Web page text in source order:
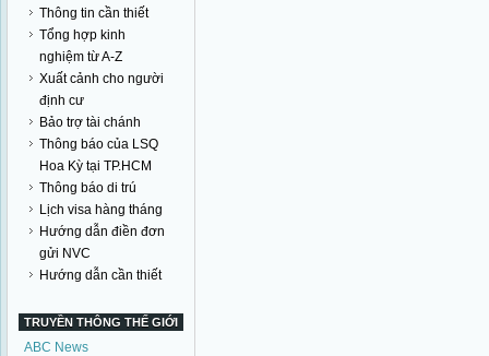
Thông tin cần thiết
Tổng hợp kinh
nghiệm từ A-Z
Xuất cảnh cho người
định cư
Bảo trợ tài chánh
Thông báo của LSQ
Hoa Kỳ tại TP.HCM
Thông báo di trú
Lịch visa hàng tháng
Hướng dẫn điền đơn
gửi NVC
Hướng dẫn cần thiết
TRUYỀN THÔNG THẾ GIỚI
ABC News